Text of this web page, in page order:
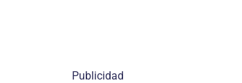
Publicidad